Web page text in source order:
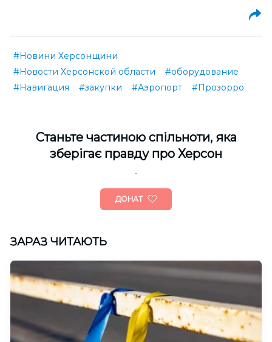
#Новини Херсонщини
#Новости Херсонской области
#оборудование
#Навигация
#закупки #Аэропорт #Прозорро
Cтаньте частиною спільноти, яка
зберігає правду про Херсон
ДОНАТ
ЗАРАЗ ЧИТАЮТЬ